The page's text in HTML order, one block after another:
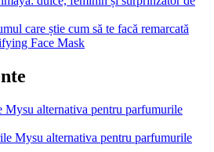
care știe cum să te facă remarcată
Face Mask
Mysu alternativa pentru parfumurile
Mysu alternativa pentru parfumurile